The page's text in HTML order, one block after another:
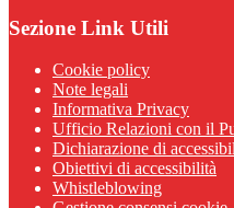
Sezione Link Utili
Cookie policy
Note legali
Informativa Privacy
Ufficio Relazioni con il
Dichiarazione di
Obiettivi di accessibilità
Whistleblowing